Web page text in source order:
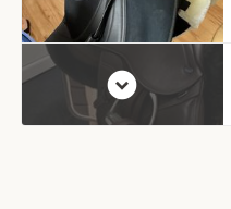
expand_circle_down